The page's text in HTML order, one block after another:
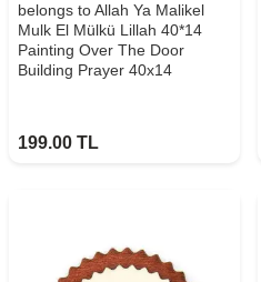
belongs to Allah Ya Malikel
Mulk El Mülkü Lillah 40*14
Painting Over The Door
Building Prayer 40x14
199.00 TL